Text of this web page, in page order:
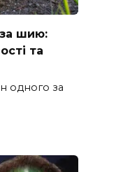
шию:
та
одного за